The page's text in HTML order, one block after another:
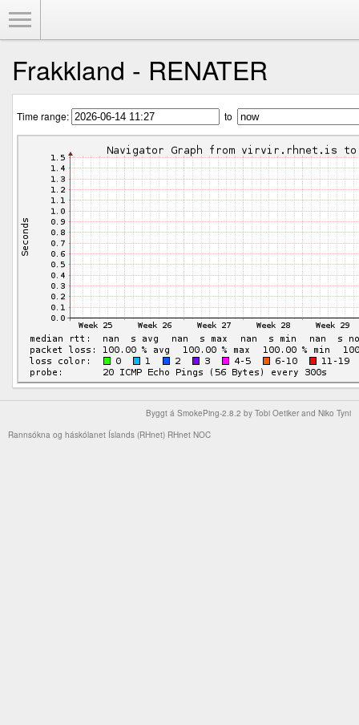
Frakkland - RENATER
Time range: to
Byggt á SmokePing-2.8.2 by Tobi Oetiker and Niko Tyni
Rannsókna og háskólanet Íslands (RHnet) RHnet NOC